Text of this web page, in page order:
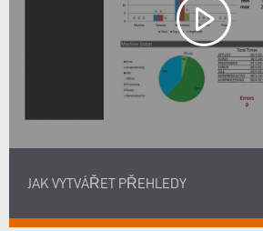
JAK VYTVÁŘET PŘEHLEDY